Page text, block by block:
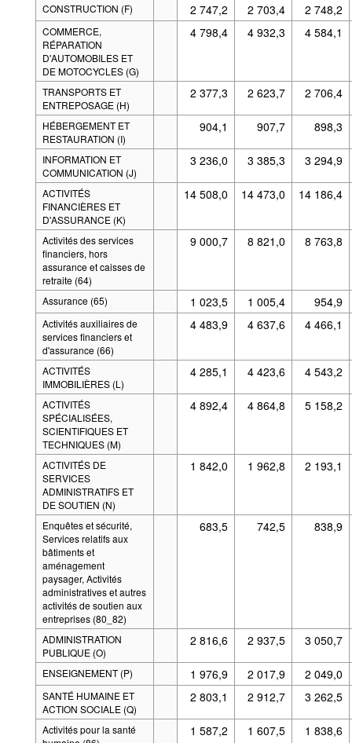
CONSTRUCTION (F) 2 747,2 2 703,4 2 748,2
COMMERCE,
RÉPARATION
D'AUTOMOBILES ET
DE MOTOCYCLES (G)
4 798,4 4 932,3 4 584,1
TRANSPORTS ET
ENTREPOSAGE (H)
2 377,3 2 623,7 2 706,4
HÉBERGEMENT ET
RESTAURATION (I)
904,1 907,7 898,3
INFORMATION ET
COMMUNICATION (J)
3 236,0 3 385,3 3 294,9
ACTIVITÉS
FINANCIÈRES ET
D'ASSURANCE (K)
14 508,0 14 473,0 14 186,4
Activités des services
financiers, hors
assurance et caisses de
retraite (64)
9 000,7 8 821,0 8 763,8
Assurance (65) 1 023,5 1 005,4 954,9
Activités auxiliaires de
services financiers et
d'assurance (66)
4 483,9 4 637,6 4 466,1
ACTIVITÉS
IMMOBILIÈRES (L)
4 285,1 4 423,6 4 543,2
ACTIVITÉS
SPÉCIALISÉES,
SCIENTIFIQUES ET
TECHNIQUES (M)
4 892,4 4 864,8 5 158,2
ACTIVITÉS DE
SERVICES
ADMINISTRATIFS ET
DE SOUTIEN (N)
1 842,0 1 962,8 2 193,1
Enquêtes et sécurité,
Services relatifs aux
bâtiments et
aménagement
paysager, Activités
administratives et autres
activités de soutien aux
entreprises (80_82)
683,5 742,5 838,9
ADMINISTRATION
PUBLIQUE (O)
2 816,6 2 937,5 3 050,7
ENSEIGNEMENT (P) 1 976,9 2 017,9 2 049,0
SANTÉ HUMAINE ET
ACTION SOCIALE (Q)
2 803,1 2 912,7 3 262,5
Activités pour la santé
1 587,2 1 607,5 1 838,6